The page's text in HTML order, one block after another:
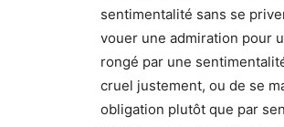
sentimentalité sans se
vouer une admiration pour
rongé par une
cruel justement, ou de se
obligation plutôt que par